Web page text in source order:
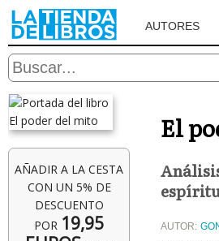
AUTORES
AÑADIR A LA CESTA
CON UN 5% DE
DESCUENTO
POR 19,95
El
AUTOR: